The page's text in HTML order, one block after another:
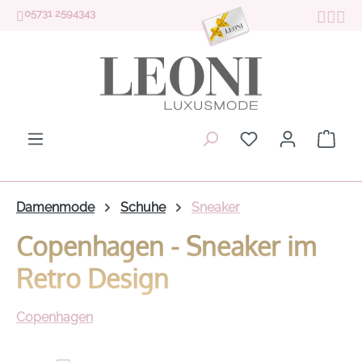
Zum Hauptinhalt springen
05731 2594343
Du hast 0
Damenmode Schuhe Sneaker
Copenhagen - Sneaker im
Retro Design
Copenhagen